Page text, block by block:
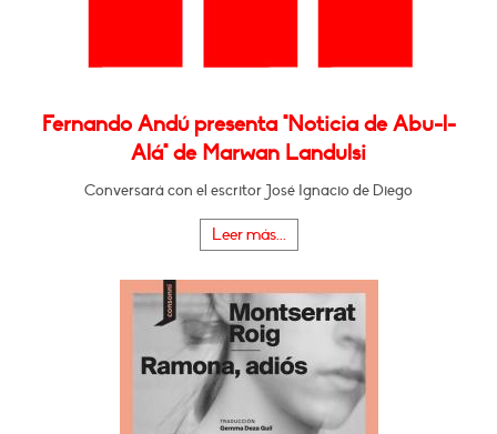
Fernando Andú presenta "Noticia de Abu-l-
Alá" de Marwan Landulsi
Conversará con el escritor José Ignacio de Diego
Leer más...